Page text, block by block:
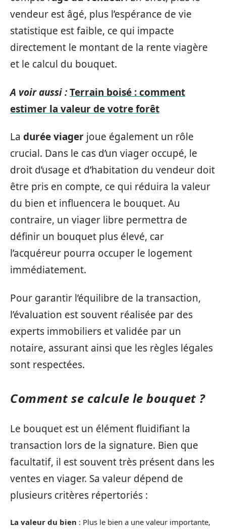
vendeur est âgé, plus l’espérance de vie
statistique est faible, ce qui impacte
directement le montant de la rente viagère
et le calcul du bouquet.
A voir aussi :Terrain boisé : comment
estimer la valeur de votre forêt
La durée viager joue également un rôle
crucial. Dans le cas d’un viager occupé, le
droit d’usage et d’habitation du vendeur doit
être pris en compte, ce qui réduira la valeur
du bien et influencera le bouquet. Au
contraire, un viager libre permettra de
définir un bouquet plus élevé, car
l’acquéreur pourra occuper le logement
immédiatement.
Pour garantir l’équilibre de la transaction,
l’évaluation est souvent réalisée par des
experts immobiliers et validée par un
notaire, assurant ainsi que les règles légales
sont respectées.
Comment se calcule le bouquet ?
Le bouquet est un élément fluidifiant la
transaction lors de la signature. Bien que
facultatif, il est souvent très présent dans les
ventes en viager. Sa valeur dépend de
plusieurs critères répertoriés :
La valeur du bien : Plus le bien a une valeur importante,